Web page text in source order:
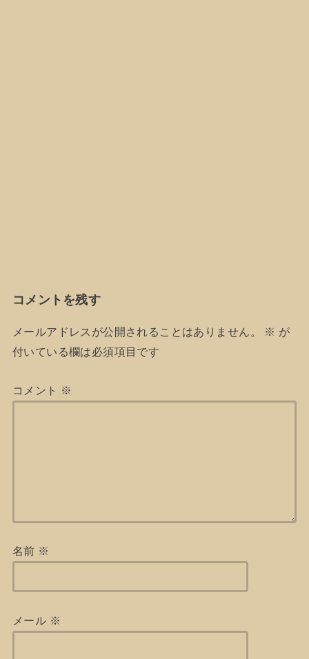
コメントを残す
メールアドレスが公開されることはありません。 ※ が
付いている欄は必須項目です
コメント ※
名前 ※
メール ※